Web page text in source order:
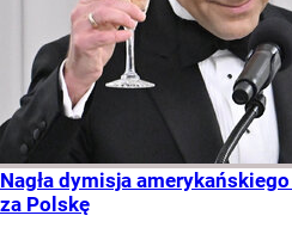
Nagła dymisja
za Polskę